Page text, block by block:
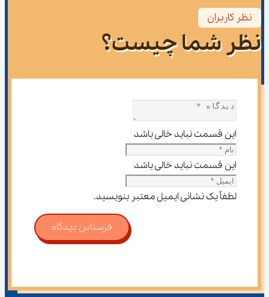
نظر کاربران
نظر شما چیست؟
این قسمت نباید خالی باشد
این قسمت نباید خالی باشد
لطفاً یک نشانی ایمیل معتبر بنویسید.
فرستادن دیدگاه